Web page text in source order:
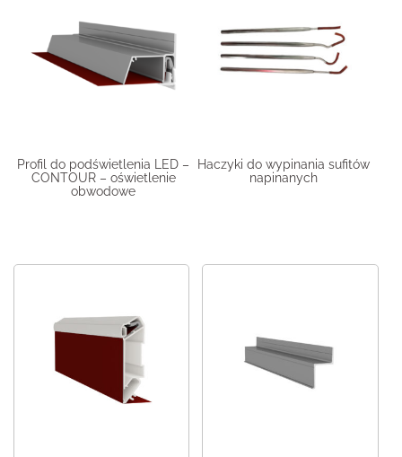
Profil do podświetlenia LED –
CONTOUR – oświetlenie
obwodowe
Haczyki do wypinania sufitów
napinanych